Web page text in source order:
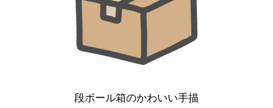
段ボール箱のかわいい手描